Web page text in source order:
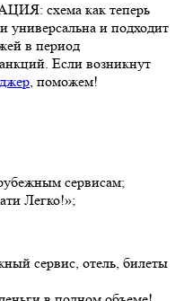
схема как теперь
универсальна и подходит
в период
Если возникнут
, поможем!
сервисам;
Легко!»;
сервис, отель, билеты